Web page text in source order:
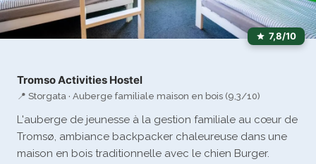
7,8/10
Tromso Activities Hostel
📍 Storgata · Auberge familiale maison en bois (9,3/10)
L'auberge de jeunesse à la gestion familiale au cœur de
Tromsø, ambiance backpacker chaleureuse dans une
maison en bois traditionnelle avec le chien Burger.